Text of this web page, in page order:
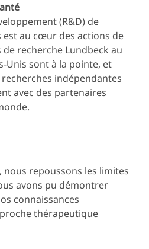
(R&D) de
au cœur des actions de
de recherche Lundbeck au
Unis sont à la pointe, et
indépendantes
avec des partenaires
nous repoussons les limites
avons pu démontrer
connaissances
thérapeutique